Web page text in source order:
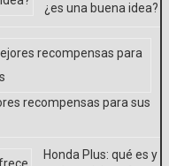
¿es una buena idea?
recompensas para sus
Honda Plus: qué es y